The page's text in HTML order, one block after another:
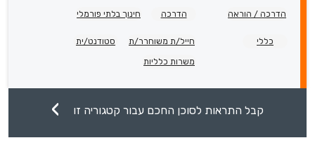
הדרכה / הוראה
הדרכה חינוך בלתי פורמלי
כללי חייל/ת משוחרר/ת סטודנט/ית
משרות כלליות
קבל התראות לסוכן החכם עבור קטגוריה זו